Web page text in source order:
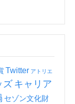
Twitter アトリエ
ズ キャリア
セゾン文化財